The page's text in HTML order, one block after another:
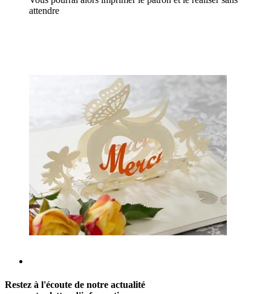
attendre
Restez à l'écoute de notre actualité